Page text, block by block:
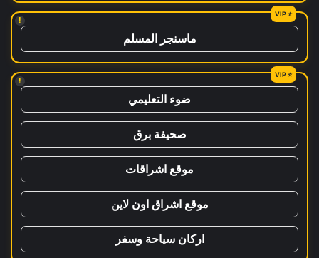
!
ماسنجر المسلم
!
ضوء التعليمي
صحيفة برق
موقع اشراقات
موقع اشراق اون لاين
اركان سياحة وسفر